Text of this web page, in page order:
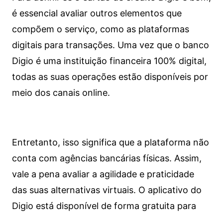
é essencial avaliar outros elementos que
compõem o serviço, como as plataformas
digitais para transações. Uma vez que o banco
Digio é uma instituição financeira 100% digital,
todas as suas operações estão disponíveis por
meio dos canais online.
Entretanto, isso significa que a plataforma não
conta com agências bancárias físicas. Assim,
vale a pena avaliar a agilidade e praticidade
das suas alternativas virtuais. O aplicativo do
Digio está disponível de forma gratuita para